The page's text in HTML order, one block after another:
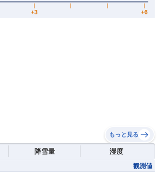
もっと見る
降雪量 湿度
観測値